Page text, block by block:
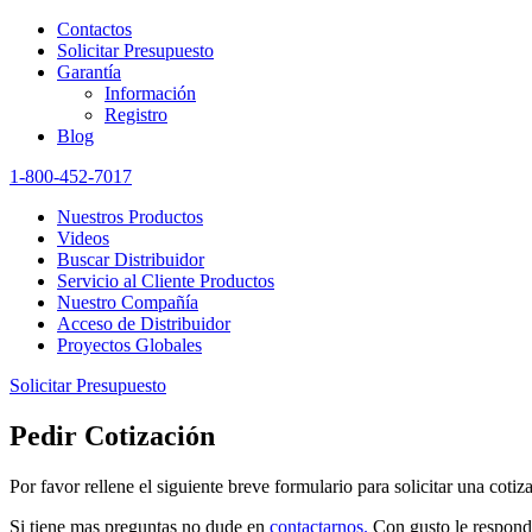
Contactos
Solicitar Presupuesto
Garantía
Información
Registro
Blog
1-800-452-7017
Nuestros Productos
Videos
Buscar Distribuidor
Servicio al Cliente Productos
Nuestro Compañía
Acceso de Distribuidor
Proyectos Globales
Solicitar Presupuesto
Pedir Cotización
Por favor rellene el siguiente breve formulario para solicitar una
Si tiene mas preguntas no dude en contactarnos. Con gusto le